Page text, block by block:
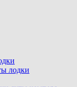
лодки